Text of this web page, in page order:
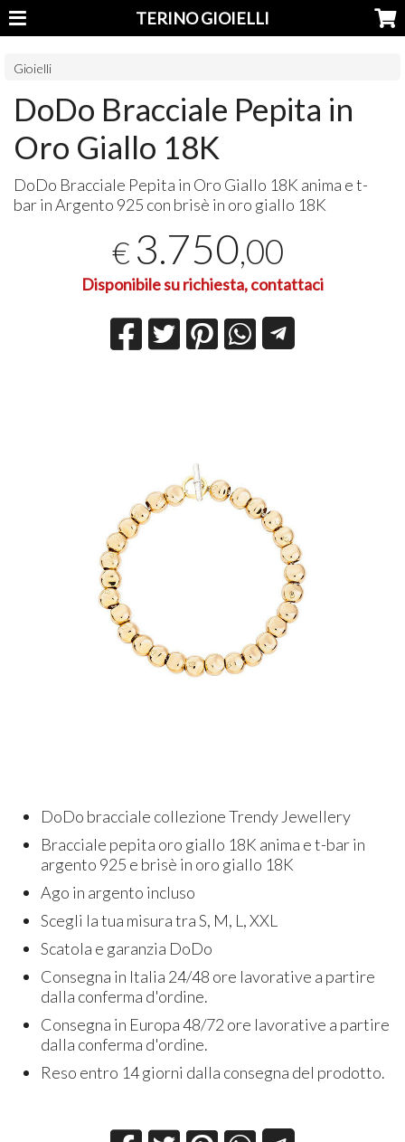
TERINO GIOIELLI
Gioielli
DoDo Bracciale Pepita in
Oro Giallo 18K
DoDo Bracciale Pepita in Oro Giallo 18K anima e t-
bar in Argento 925 con brisè in oro giallo 18K
€ 3.750,00
Disponibile su richiesta, contattaci
DoDo bracciale collezione Trendy Jewellery
Bracciale pepita oro giallo 18K anima e t-bar in
argento 925 e brisè in oro giallo 18K
Ago in argento incluso
Scegli la tua misura tra S, M, L, XXL
Scatola e garanzia DoDo
Consegna in Italia 24/48 ore lavorative a partire
dalla conferma d'ordine.
Consegna in Europa 48/72 ore lavorative a partire
dalla conferma d'ordine.
Reso entro 14 giorni dalla consegna del prodotto.